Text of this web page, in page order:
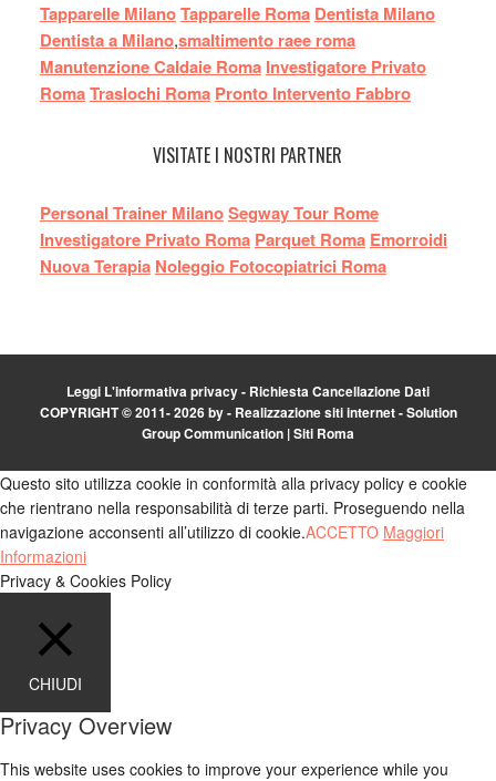
Tapparelle MilanoTapparelle Roma Dentista Milano
Dentista a Milano,smaltimento raee roma
Manutenzione Caldaie Roma Investigatore Privato
RomaTraslochi Roma Pronto Intervento Fabbro
VISITATE I NOSTRI PARTNER
Personal Trainer MilanoSegway Tour Rome
Investigatore Privato Roma Parquet Roma Emorroidi
Nuova Terapia Noleggio Fotocopiatrici Roma
Leggi L'informativa privacy- Richiesta Cancellazione Dati
COPYRIGHT © 2011- 2026 by - Realizzazione siti internet-Solution
Group Communication |Siti Roma
Questo sito utilizza cookie in conformità alla privacy policy e cookie
che rientrano nella responsabilità di terze parti. Proseguendo nella
navigazione acconsenti all’utilizzo di cookie.ACCETTO Maggiori
Informazioni
Privacy & Cookies Policy
CHIUDI
Privacy Overview
This website uses cookies to improve your experience while you